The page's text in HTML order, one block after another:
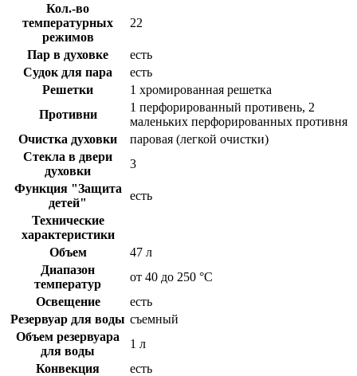
Кол.-во
температурных
режимов
22
Пар в духовке
есть
Судок для пара
есть
Решетки
1 хромированная решетка
Противни
1 перфорированный противень, 2
маленьких перфорированных противня
Очистка духовки
паровая (легкой очистки)
Стекла в двери
духовки
3
Функция "Защита
детей"
есть
Технические
характеристики
Объем
47 л
Диапазон
температур
от 40 до 250 °C
Освещение
есть
Резервуар для воды съемный
Объем резервуара
для воды
1 л
Конвекция
есть